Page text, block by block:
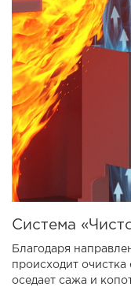
Система
Благодаря
происходит очистка
оседает сажа и